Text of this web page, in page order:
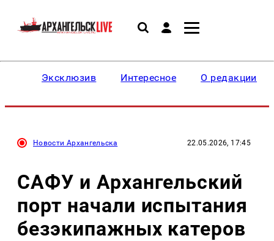
Эксклюзив Интересное О редакции
Новости Архангельска 22.05.2026, 17:45
САФУ и Архангельский
порт начали испытания
безэкипажных катеров